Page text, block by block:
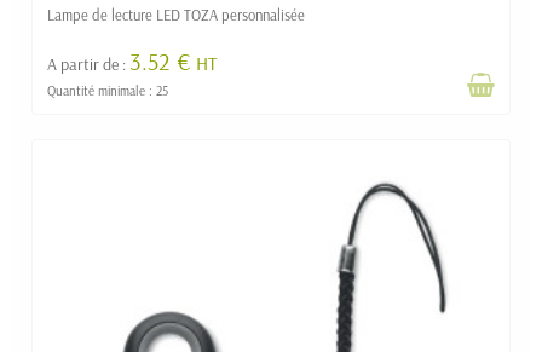
Lampe de lecture LED TOZA personnalisée
A partir de : 3.52 € HT
Quantité minimale : 25